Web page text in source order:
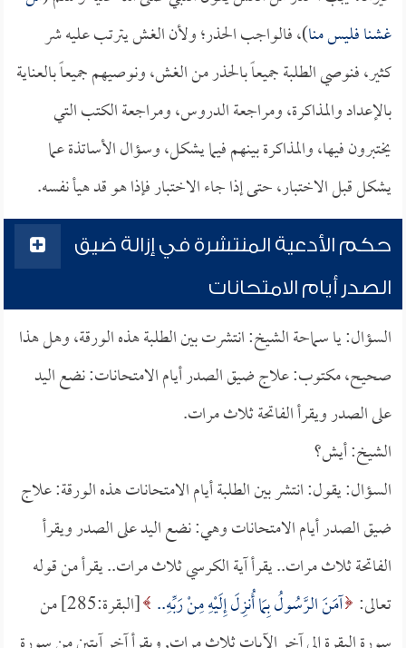
غشنا فليس منا)، فالواجب الحذر؛ ولأن الغش يترتب عليه شر
كثير، فنوصي الطلبة جميعاً بالحذر من الغش، ونوصيهم جميعاً بالعناية
بالإعداد والمذاكرة، ومراجعة الدروس، ومراجعة الكتب التي
يختبرون فيها، والمذاكرة بينهم فيما يشكل، وسؤال الأساتذة عما
يشكل قبل الاختبار، حتى إذا جاء الاختبار فإذا هو قد هيأ نفسه.
حكم الأدعية المنتشرة في إزالة ضيق
الصدر أيام الامتحانات
السؤال: يا سماحة الشيخ: انتشرت بين الطلبة هذه الورقة، وهل هذا
صحيح، مكتوب: علاج ضيق الصدر أيام الامتحانات: نضع اليد
على الصدر ويقرأ الفاتحة ثلاث مرات.
الشيخ: أيش؟
السؤال: يقول: انتشر بين الطلبة أيام الامتحانات هذه الورقة: علاج
ضيق الصدر أيام الامتحانات وهي: نضع اليد على الصدر ويقرأ
الفاتحة ثلاث مرات.. يقرأ آية الكرسي ثلاث مرات.. يقرأ من قوله
تعالى: آمَنَ الرَّسُولُ بِمَا أُنزِلَ إِلَيْهِ مِنْ رَبِّهِ..
[البقرة:285] من